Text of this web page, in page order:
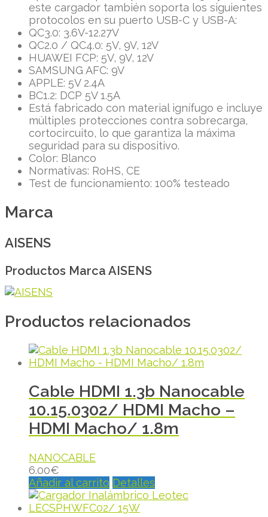
este cargador también soporta los siguientes
protocolos en su puerto USB-C y USB-A:
QC3.0: 3.6V-12.27V
QC2.0 / QC4.0: 5V, 9V, 12V
HUAWEI FCP: 5V, 9V, 12V
SAMSUNG AFC: 9V
APPLE: 5V 2.4A
BC1.2: DCP 5V 1.5A
Está fabricado con material ignífugo e incluye
múltiples protecciones contra sobrecarga,
cortocircuito, lo que garantiza la máxima
seguridad para su dispositivo.
Color: Blanco
Normativas: RoHS, CE
Test de funcionamiento: 100% testeado
Marca
AISENS
Productos Marca AISENS
Productos relacionados
Cable HDMI 1.3b Nanocable
10.15.0302/ HDMI Macho –
HDMI Macho/ 1.8m
NANOCABLE
6.00€
Añadir al carrito Detalles